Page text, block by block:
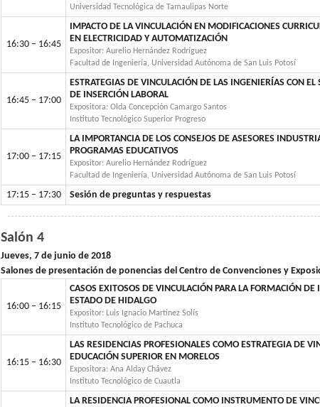
Universidad Tecnológica de Tamaulipas Norte
16:30 – 16:45
IMPACTO DE LA VINCULACIÓN EN MODIFICACIONES
EN ELECTRICIDAD Y AUTOMATIZACIÓN
Expositor: Aurelio Hernández Rodríguez
Facultad de Ingeniería, Universidad Autónoma de San Luis Potosí
16:45 – 17:00
ESTRATEGIAS DE VINCULACIÓN DE LAS INGENIERÍAS CON
DE INSERCIÓN LABORAL
Expositora: Olda Concepción Camargo Santos
Instituto Tecnológico Superior Progreso
17:00 – 17:15
LA IMPORTANCIA DE LOS CONSEJOS DE ASESORES
PROGRAMAS EDUCATIVOS
Expositor: Aurelio Hernández Rodríguez
Facultad de Ingeniería, Universidad Autónoma de San Luis Potosí
17:15 – 17:30 Sesión de preguntas y respuestas
Salón 4
Jueves, 7 de junio de 2018
Salones de presentación de ponencias del Centro de Convenciones y
16:00 – 16:15
CASOS EXITOSOS DE VINCULACIÓN PARA LA FORMACIÓN
ESTADO DE HIDALGO
Expositor: Luis Ignacio Martínez Solís
Instituto Tecnológico de Pachuca
16:15 – 16:30
LAS RESIDENCIAS PROFESIONALES COMO ESTRATEGIA DE
EDUCACIÓN SUPERIOR EN MORELOS
Expositora: Ana Alday Chávez
Instituto Tecnológico de Cuautla
LA RESIDENCIA PROFESIONAL COMO INSTRUMENTO DE